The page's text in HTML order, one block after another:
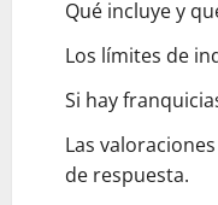
Qué incluye y
Los límites de
Si hay
Las
de respuesta.